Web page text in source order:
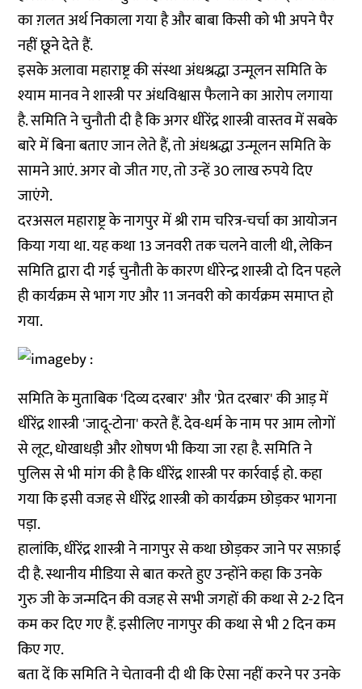
का ग़लत अर्थ निकाला गया है और बाबा किसी को भी अपने पैर
नहीं छूने देते हैं.
इसके अलावा महाराष्ट्र की संस्था अंधश्रद्धा उन्मूलन समिति के
श्याम मानव ने शास्त्री पर अंधविश्वास फैलाने का आरोप लगाया
है. समिति ने चुनौती दी है कि अगर धीरेंद्र शास्त्री वास्तव में सबके
बारे में बिना बताए जान लेते हैं, तो अंधश्रद्धा उन्मूलन समिति के
सामने आएं. अगर वो जीत गए, तो उन्हें 30 लाख रुपये दिए
जाएंगे.
दरअसल महाराष्ट्र के नागपुर में श्री राम चरित्र-चर्चा का आयोजन
किया गया था. यह कथा 13 जनवरी तक चलने वाली थी, लेकिन
समिति द्वारा दी गई चुनौती के कारण धीरेन्द्र शास्त्री दो दिन पहले
ही कार्यक्रम से भाग गए और 11 जनवरी को कार्यक्रम समाप्त हो
गया.
समिति के मुताबिक 'दिव्य दरबार' और 'प्रेत दरबार' की आड़ में
धीरेंद्र शास्त्री 'जादू-टोना' करते हैं. देव-धर्म के नाम पर आम लोगों
से लूट, धोखाधड़ी और शोषण भी किया जा रहा है. समिति ने
पुलिस से भी मांग की है कि धीरेंद्र शास्त्री पर कार्रवाई हो. कहा
गया कि इसी वजह से धीरेंद्र शास्त्री को कार्यक्रम छोड़कर भागना
पड़ा.
हालांकि, धीरेंद्र शास्त्री ने नागपुर से कथा छोड़कर जाने पर सफ़ाई
दी है. स्थानीय मीडिया से बात करते हुए उन्होंने कहा कि उनके
गुरु जी के जन्मदिन की वजह से सभी जगहों की कथा से 2-2 दिन
कम कर दिए गए हैं. इसीलिए नागपुर की कथा से भी 2 दिन कम
किए गए.
बता दें कि समिति ने चेतावनी दी थी कि ऐसा नहीं करने पर उनके